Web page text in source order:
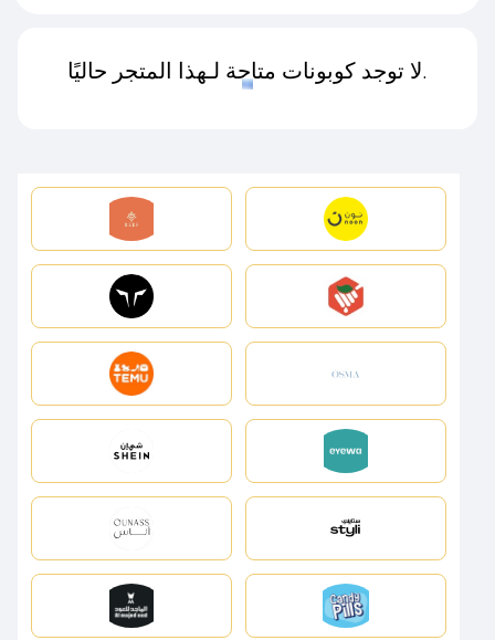
لا توجد كوبونات متاحة لـهذا المتجر حاليًا.